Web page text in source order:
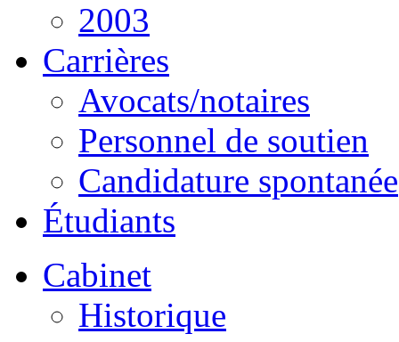
2003
Carrières
Avocats/notaires
Personnel de soutien
Candidature spontanée
Étudiants
Cabinet
Historique